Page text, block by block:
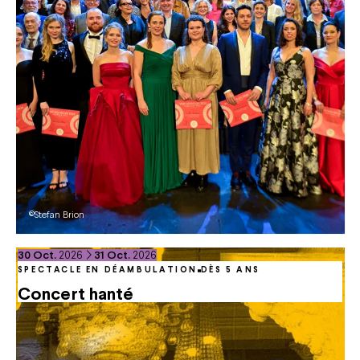
©Stefan Brion
Concert hanté
SPECTACLE EN DÉAMBULATION DÈS 5 ANS
du
30octobre
Oct. 2026 au
31octobre
Oct. 2026